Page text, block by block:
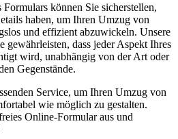
können Sie sicherstellen,
haben, um Ihren Umzug von
und effizient abzuwickeln. Unsere
gewährleisten, dass jeder Aspekt Ihres
wird, unabhängig von der Art oder
Gegenstände.
Service, um Ihren Umzug von
wie möglich zu gestalten.
Online-Formular aus und